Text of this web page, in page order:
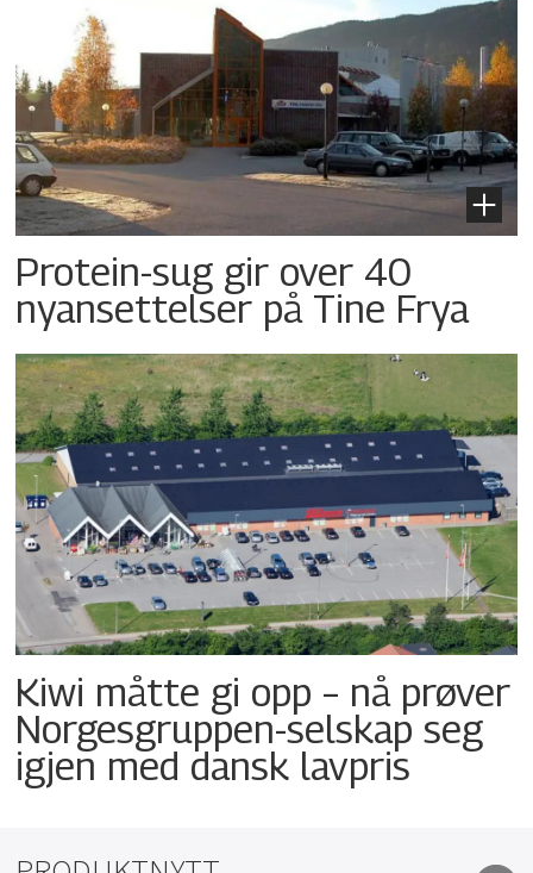
Protein-sug gir over 40
nyansettelser på Tine Frya
Kiwi måtte gi opp – nå prøver
Norgesgruppen-selskap seg
igjen med dansk lavpris